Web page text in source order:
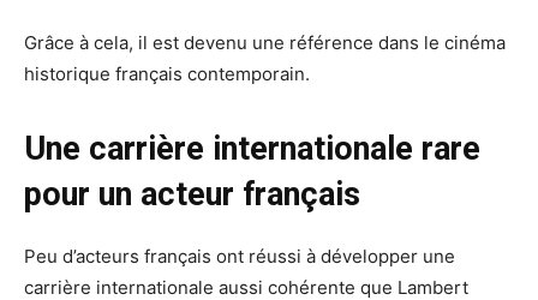
Grâce à cela, il est devenu une référence dans le cinéma
historique français contemporain.
Une carrière internationale rare
pour un acteur français
Peu d’acteurs français ont réussi à développer une
carrière internationale aussi cohérente que Lambert